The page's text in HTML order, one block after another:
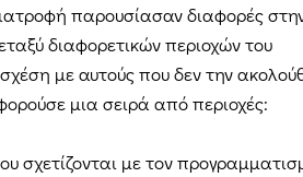
παρουσίασαν διαφορές
διαφορετικών περιοχών του
με αυτούς που δεν την
μια σειρά από περιοχές:
σχετίζονται με τον